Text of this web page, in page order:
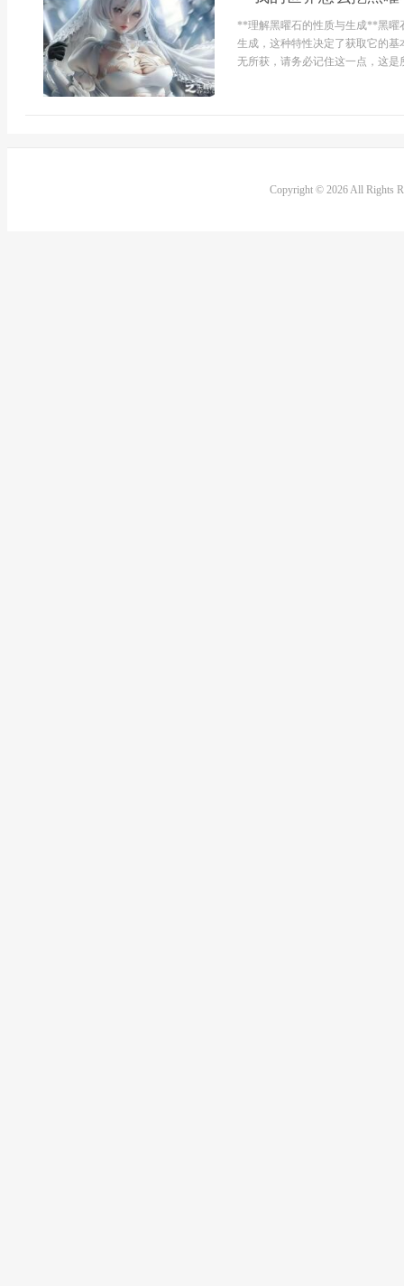
**理解黑曜石的性质与生成**黑曜
生成，这种特性决定了获取它的
无所获，请务必记住这一点，这是
Copyright © 2026 All Rights